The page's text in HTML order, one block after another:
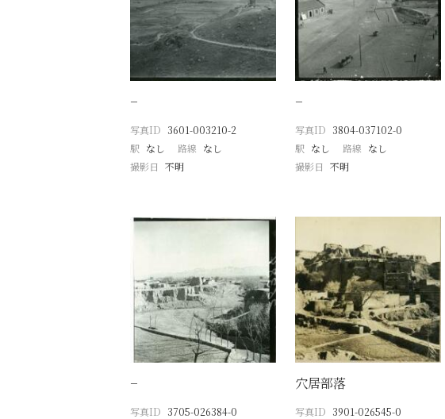
−
写真ID 3601-003210-2
駅 なし 路線 なし
撮影日 不明
−
写真ID 3804-037102-0
駅 なし 路線 なし
撮影日 不明
−
写真ID 3705-026384-0
穴居部落
写真ID 3901-026545-0